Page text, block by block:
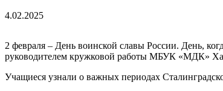
4.02.2025
2 февраля – День воинской славы России. День,
руководителем кружковой работы МБУК «МДК»
Учащиеся узнали о важных периодах